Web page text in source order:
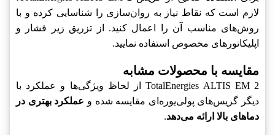
لازم است که نقاط نیاز به روان‌سازی را شناسایی کرده و با
روش‌های مناسب آن را اعمال کنید. از تزریق زیر فشار و
اپلیکاتورهای مخصوص استفاده نمایید.
مقایسه با محصولات مشابه
TotalEnergies ALTIS EM 2‎ از لحاظ ویژگی‌ها و عملکرد با
دیگر گریس‌های پولی‌یوره‌ای مقایسه شده و عملکرد بهتری در
دماهای بالا ارائه می‌دهد.